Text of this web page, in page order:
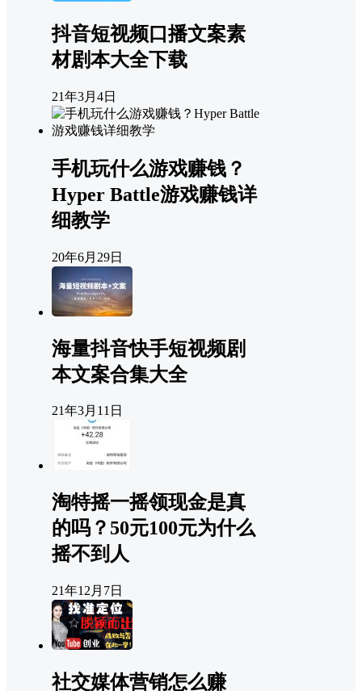
抖音短视频口播文案素
材剧本大全下载
21年3月4日
手机玩什么游戏赚钱？
Hyper Battle游戏赚钱详
细教学
20年6月29日
海量抖音快手短视频剧
本文案合集大全
21年3月11日
淘特摇一摇领现金是真
的吗？50元100元为什么
摇不到人
21年12月7日
社交媒体营销怎么赚